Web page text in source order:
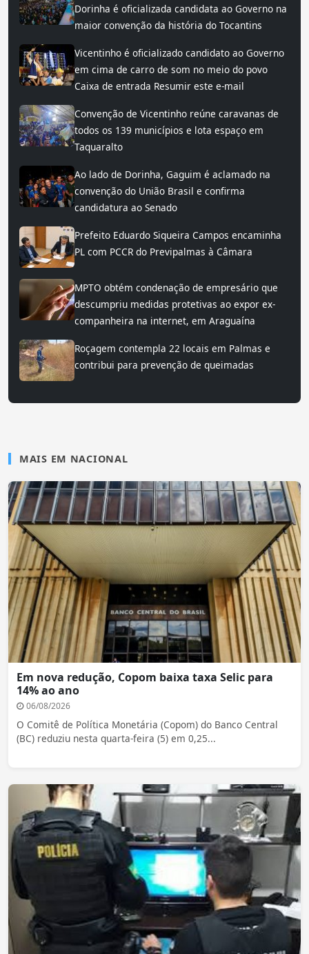
Dorinha é oficializada candidata ao Governo na
maior convenção da história do Tocantins
Vicentinho é oficializado candidato ao Governo
em cima de carro de som no meio do povo
Caixa de entrada Resumir este e-mail
Convenção de Vicentinho reúne caravanas de
todos os 139 municípios e lota espaço em
Taquaralto
Ao lado de Dorinha, Gaguim é aclamado na
convenção do União Brasil e confirma
candidatura ao Senado
Prefeito Eduardo Siqueira Campos encaminha
PL com PCCR do Previpalmas à Câmara
MPTO obtém condenação de empresário que
descumpriu medidas protetivas ao expor ex-
companheira na internet, em Araguaína
Roçagem contempla 22 locais em Palmas e
contribui para prevenção de queimadas
MAIS EM NACIONAL
Em nova redução, Copom baixa taxa Selic para
14% ao ano
06/08/2026
O Comitê de Política Monetária (Copom) do Banco Central
(BC) reduziu nesta quarta-feira (5) em 0,25...